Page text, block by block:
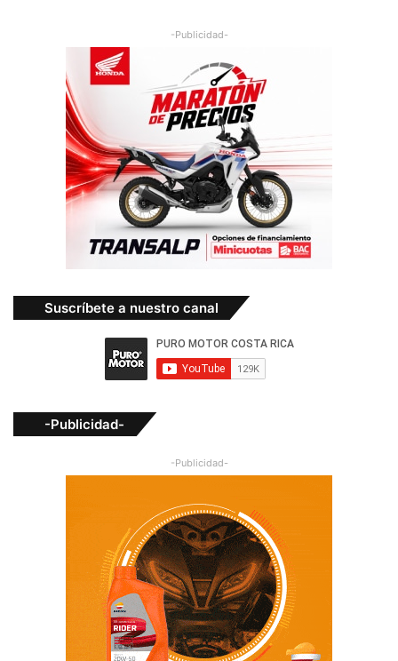
-Publicidad-
Suscríbete a nuestro canal
-Publicidad-
-Publicidad-